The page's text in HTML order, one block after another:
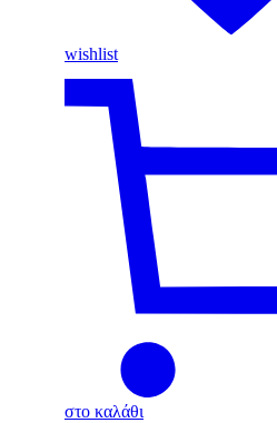
wishlist
στο καλάθι